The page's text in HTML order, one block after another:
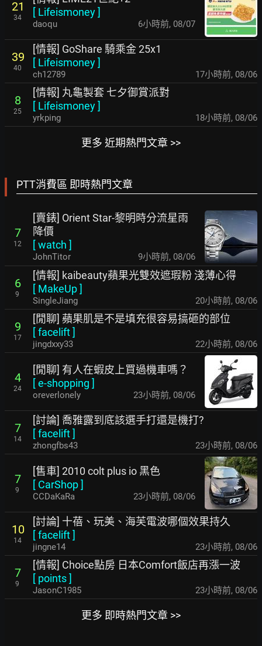
21
34
[ Lifeismoney]
daoqu 6小時前, 08/07
39
40
[情報] GoShare 騎乘金 25x1
[ Lifeismoney]
ch12789 17小時前, 08/06
8
25
[情報] 丸龜製套 七夕御賞派對
[ Lifeismoney]
yrkping 18小時前, 08/06
更多 近期熱門文章 >>
PTT消費區 即時熱門文章
7
12
[賣錶] Orient Star-黎明時分流星雨
降價
[watch ]
JohnTitor 9小時前, 08/06
6
9
[情報] kaibeauty蘋果光雙效遮瑕粉 淺薄心得
[ MakeUp]
SingleJiang 20小時前, 08/06
9
17
[閒聊] 蘋果肌是不是填充很容易搞砸的部位
[facelift]
jingdxxy33 22小時前, 08/06
4
24
[閒聊] 有人在蝦皮上買過機車嗎？
[e-shopping ]
oreverlonely 23小時前, 08/06
7
14
[討論] 喬雅露到底該選手打還是機打?
[facelift]
zhongfbs43 23小時前, 08/06
7
9
[售車] 2010 colt plus io 黑色
[ CarShop]
CCDaKaRa 23小時前, 08/06
10
14
[討論] 十蓓、玩美、海芙電波哪個效果持久
[facelift]
jingne14 23小時前, 08/06
7
9
[情報] Choice點房 日本Comfort飯店再漲一波
[ points]
JasonC1985 23小時前, 08/06
更多 即時熱門文章 >>